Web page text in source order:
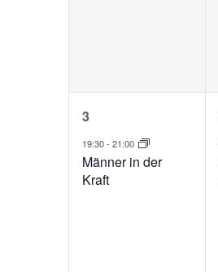
1
Veranstaltung,
3
19:30- 21:00
Männer in der
Kraft